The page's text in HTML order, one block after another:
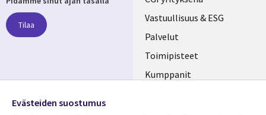
links
FINLAND
Vastuullisuus & ESG
Palvelut
Toimipisteet
Kumppanit
Tilaa
Evästeiden suostumus